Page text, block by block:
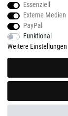
Essenziell
Externe Medien
PayPal
Funktional
Weitere Einstellungen